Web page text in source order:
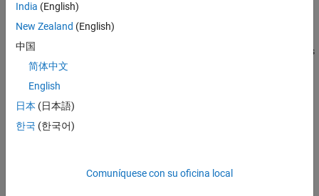
Configurar la interfaz a una biblioteca de C/C++
If the C/C++ library has a compiled library file, then that file and its
dependencies must be on your system path or run-time search
path (rpath).
Load C/C++ Library In-Process or Out-of-Process
separate from the MATLAB process.
India (English)
New Zealand (English)
中国
简体中文
English
日本 (日本語)
한국 (한국어)
Comuníquese con su oficina local